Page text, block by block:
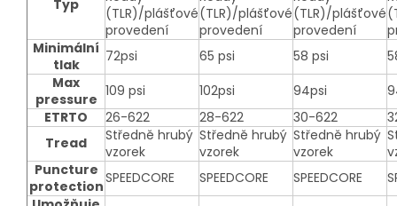
Typ
(TLR)/plášťové
provedení
(TLR)/plášťové
provedení
(TLR)/plášťové
provedení
Minimální
tlak
72psi 65 psi 58 psi
Max
pressure 109 psi 102psi 94psi
ETRTO
26-622 28-622 30-622
Tread
Středně hrubý
vzorek
Středně hrubý
vzorek
Středně hrubý
vzorek
Puncture
protectionSPEEDCORE SPEEDCORE SPEEDCORE